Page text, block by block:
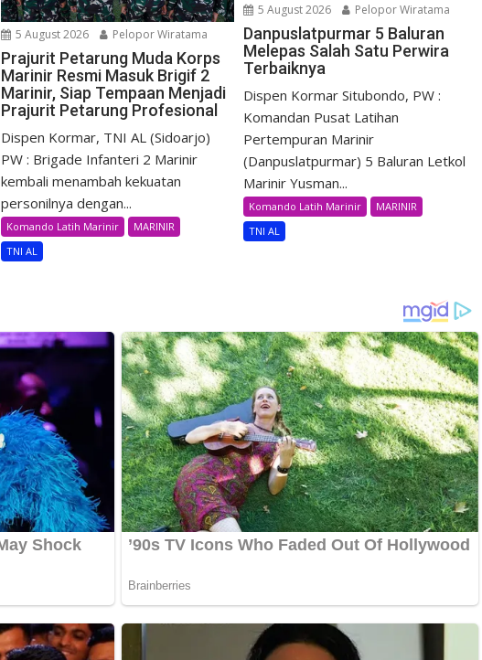
5 August 2026 Pelopor Wiratama
Prajurit Petarung Muda Korps
Marinir Resmi Masuk Brigif 2
Marinir, Siap Tempaan Menjadi
Prajurit Petarung Profesional
Dispen Kormar, TNI AL (Sidoarjo)
PW : Brigade Infanteri 2 Marinir
kembali menambah kekuatan
personilnya dengan...
Komando Latih Marinir
MARINIR
TNI AL
5 August 2026 Pelopor Wiratama
Danpuslatpurmar 5 Baluran
Melepas Salah Satu Perwira
Terbaiknya
Dispen Kormar Situbondo, PW :
Komandan Pusat Latihan
Pertempuran Marinir
(Danpuslatpurmar) 5 Baluran Letkol
Marinir Yusman...
Komando Latih Marinir
MARINIR
TNI AL